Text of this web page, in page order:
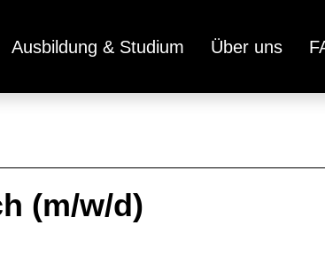
Ausbildung & Studium Über uns
(m/w/d)